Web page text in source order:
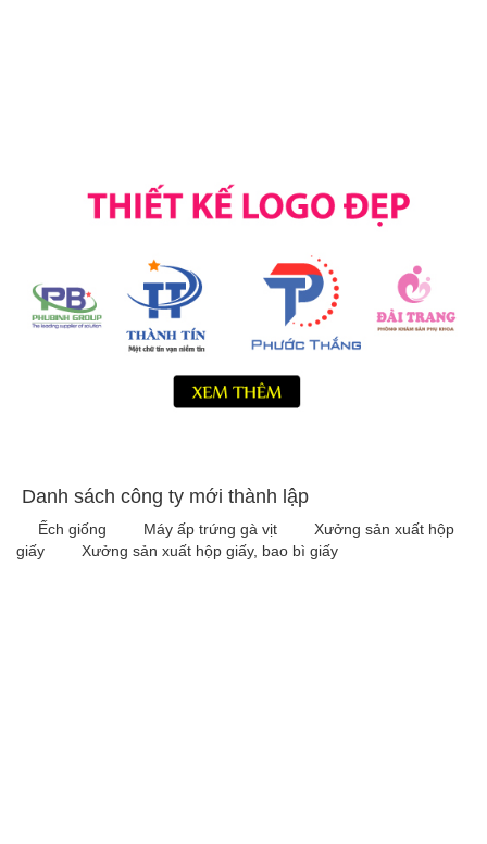
Danh sách công ty mới thành lập
Ếch giống Máy ấp trứng gà vịt
Xưởng sản xuất hộp
giấy
Xưởng sản xuất hộp giấy, bao bì giấy